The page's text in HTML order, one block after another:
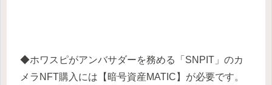
◆ホワスピがアンバサダーを務める「SNPIT」のカ
メラNFT購入には【暗号資産MATIC】が必要です。